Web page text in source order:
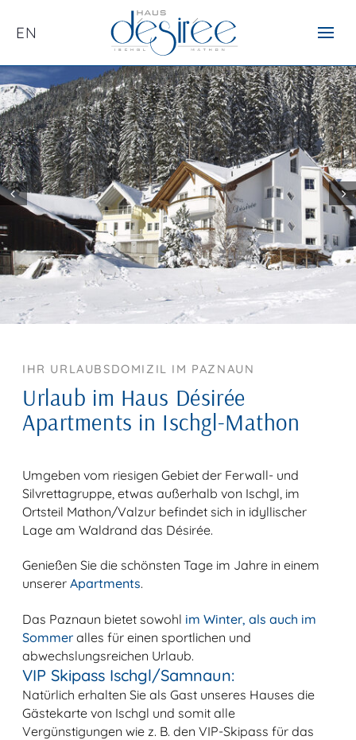
EN
Prev Next
Urlaub im Haus Désirée
Apartments in Ischgl-Mathon
IHR URLAUBSDOMIZIL IM PAZNAUN
Umgeben vom riesigen Gebiet der Ferwall- und
Silvrettagruppe, etwas außerhalb von Ischgl, im
Ortsteil Mathon/Valzur befindet sich in idyllischer
Lage am Waldrand das Désirée.
Genießen Sie die schönsten Tage im Jahre in einem
unserer Apartments.
Das Paznaun bietet sowohl im Winter, als auch im
Sommer alles für einen sportlichen und
abwechslungsreichen Urlaub.
VIP Skipass Ischgl/Samnaun:
Natürlich erhalten Sie als Gast unseres Hauses die
Gästekarte von Ischgl und somit alle
Vergünstigungen wie z. B. den VIP-Skipass für das